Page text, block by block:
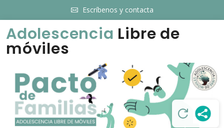
Escríbenos y contacta
Adolescencia Libre de
móviles